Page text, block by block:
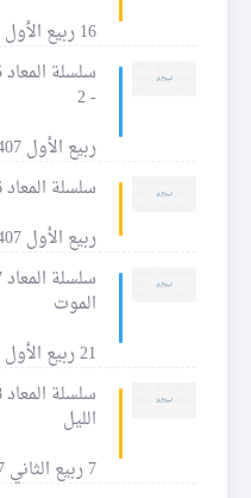
16 ربيع الأول 1407 للهجرة
- 2
ربيع الأول 1407 للهجرة
سلسلة المعاد 6 - الإسـتـعـداد لـلـمـوت 1
ربيع الأول 1407 للهجرة
الموت
21 ربيع الأول 1407 للهجرة
الليل
7 ربيع الثاني 1407 للهجرة